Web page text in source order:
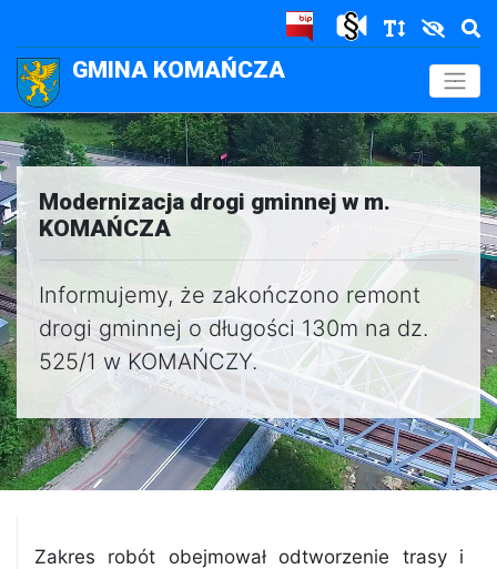
GMINA KOMAŃCZA .
Modernizacja drogi gminnej w m.
KOMAŃCZA
Informujemy, że zakończono remont
drogi gminnej o długości 130m na dz.
525/1 w KOMAŃCZY.
Zakres robót obejmował odtworzenie trasy i